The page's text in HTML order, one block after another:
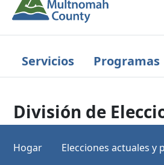
Servicios Programas
División de
Hogar Elecciones actuales y